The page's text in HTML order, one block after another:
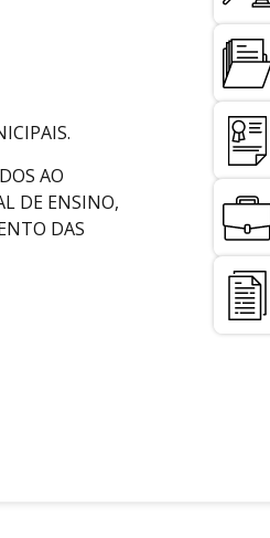
AO
DE ENSINO,
DAS